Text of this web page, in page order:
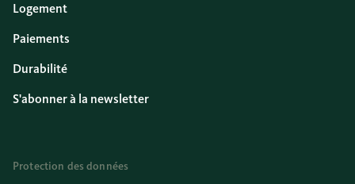
Logement
Paiements
Durabilité
S'abonner à la newsletter
Protection des données